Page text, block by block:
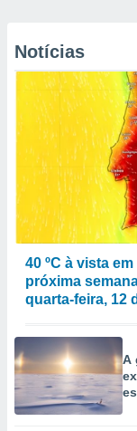
Notícias
40 ºC à vista
próxima
quarta-feira, 12
A